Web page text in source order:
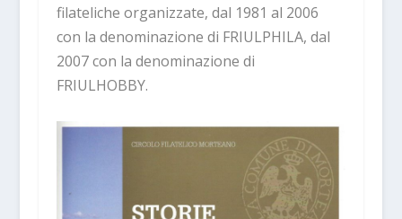
filateliche organizzate, dal 1981 al 2006
con la denominazione di FRIULPHILA, dal
2007 con la denominazione di
FRIULHOBBY.